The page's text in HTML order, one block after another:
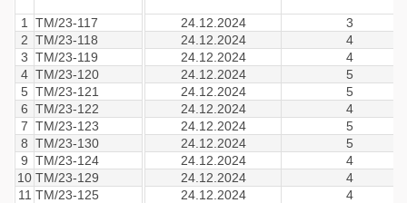
1
ТМ/23-117
2 ТМ/23-118
3 ТМ/23-119
4 ТМ/23-120
5 ТМ/23-121
6 ТМ/23-122
7 ТМ/23-123
8 ТМ/23-130
9 ТМ/23-124
10 ТМ/23-129
11 ТМ/23-125
24.12.2024
3
24.12.2024
4
24.12.2024
4
24.12.2024
5
24.12.2024
5
24.12.2024
4
24.12.2024
5
24.12.2024
5
24.12.2024
4
24.12.2024
4
24.12.2024
4